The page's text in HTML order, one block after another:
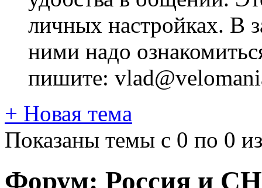
личных настройках. В
ними надо
пишите:
+ Новая тема
Показаны темы с 0 по 0
Форум: Россия и